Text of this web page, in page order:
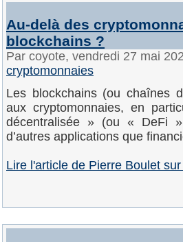
Au-delà des
blockchains ?
Par coyote, vendredi 27 mai
cryptomonnaies
Les blockchains (ou chaînes
aux cryptomonnaies, en
décentralisée » (ou « DeFi
d’autres applications que
Lire l'article de Pierre Boulet